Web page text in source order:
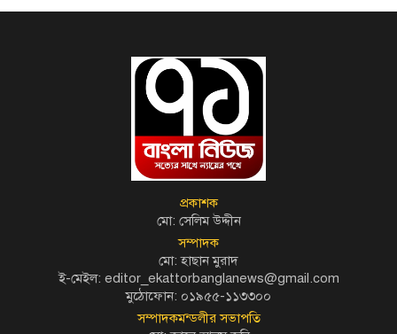
প্রকাশক
মো: সেলিম উদ্দীন
সম্পাদক
মো: হাছান মুরাদ
ই-মেইল: editor_ekattorbanglanews@gmail.com
মুঠোফোন: ০১৯৫৫-১১৩৩০০
সম্পাদকমন্ডলীর সভাপতি